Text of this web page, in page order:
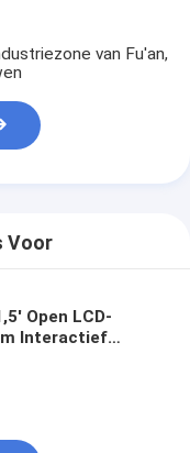
van Fu'an,
Voor
Open LCD-
Interactief